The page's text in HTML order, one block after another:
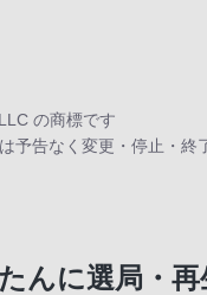
の商標です
予告なく変更・停止・
んに選局・再